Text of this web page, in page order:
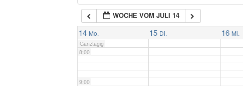
WOCHE VOM JULI 14
14 Mo. 15 Di. 16 Mi.
Ganztägig
7:00
8:00
9:00